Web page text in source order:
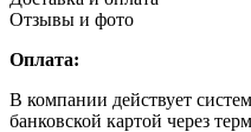
Отзывы и фото
Оплата:
В компании действует
банковской картой через